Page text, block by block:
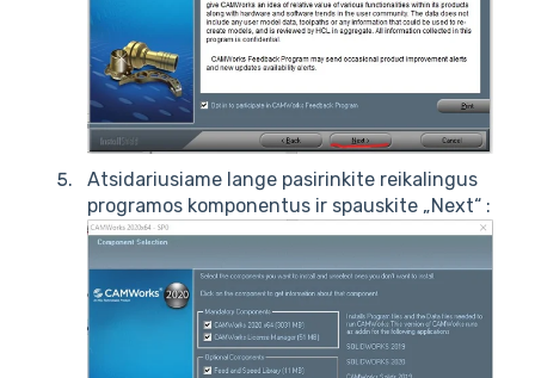
Atsidariusiame lange pasirinkite reikalingus
programos komponentus ir spauskite „Next“ :